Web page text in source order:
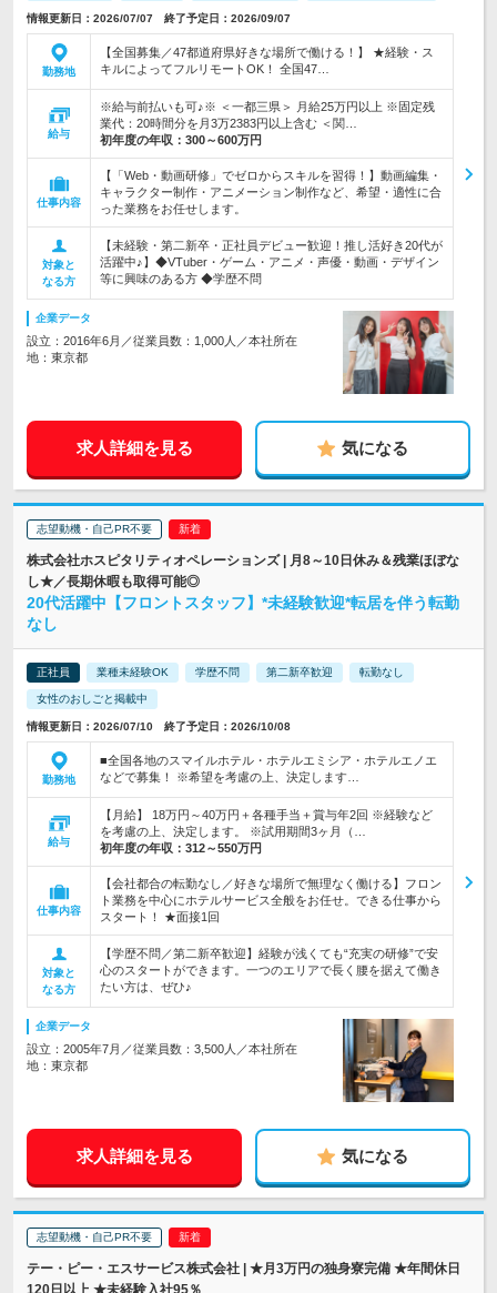
情報更新日：2026/07/07 終了予定日：2026/09/07
勤務地
【全国募集／47都道府県好きな場所で働ける！】 ★経験・ス
キルによってフルリモートOK！ 全国47…
給与
※給与前払いも可♪※ ＜一都三県＞ 月給25万円以上 ※固定残
業代：20時間分を月3万2383円以上含む ＜関…
初年度の年収： 300～600万円
仕事内容
【「Web・動画研修」でゼロからスキルを習得！】動画編集・
キャラクター制作・アニメーション制作など、希望・適性に合
った業務をお任せします。
対象と
なる方
【未経験・第二新卒・正社員デビュー歓迎！推し活好き20代が
活躍中♪】◆VTuber・ゲーム・アニメ・声優・動画・デザイン
等に興味のある方 ◆学歴不問
企業データ
設立：2016年6月／従業員数：1,000人／本社所在
地：東京都
求人詳細を見る 気になる
志望動機・自己PR不要
株式会社ホスピタリティオペレーションズ | 月8～10日休み＆残業ほぼな
し★／長期休暇も取得可能◎
20代活躍中【フロントスタッフ】*未経験歓迎*転居を伴う転勤
なし
正社員 業種未経験OK 学歴不問 第二新卒歓迎 転勤なし
女性のおしごと掲載中
情報更新日：2026/07/10 終了予定日：2026/10/08
勤務地
■全国各地のスマイルホテル・ホテルエミシア・ホテルエノエ
などで募集！ ※希望を考慮の上、決定します…
給与
【月給】 18万円～40万円＋各種手当＋賞与年2回 ※経験など
を考慮の上、決定します。 ※試用期間3ヶ月（…
初年度の年収： 312～550万円
仕事内容
【会社都合の転勤なし／好きな場所で無理なく働ける】フロン
ト業務を中心にホテルサービス全般をお任せ。できる仕事から
スタート！ ★面接1回
対象と
なる方
【学歴不問／第二新卒歓迎】経験が浅くても“充実の研修”で安
心のスタートができます。一つのエリアで長く腰を据えて働き
たい方は、ぜひ♪
企業データ
設立：2005年7月／従業員数：3,500人／本社所在
地：東京都
求人詳細を見る 気になる
志望動機・自己PR不要
テー・ピー・エスサービス株式会社 | ★月3万円の独身寮完備 ★年間休日
120日以上 ★未経験入社95％